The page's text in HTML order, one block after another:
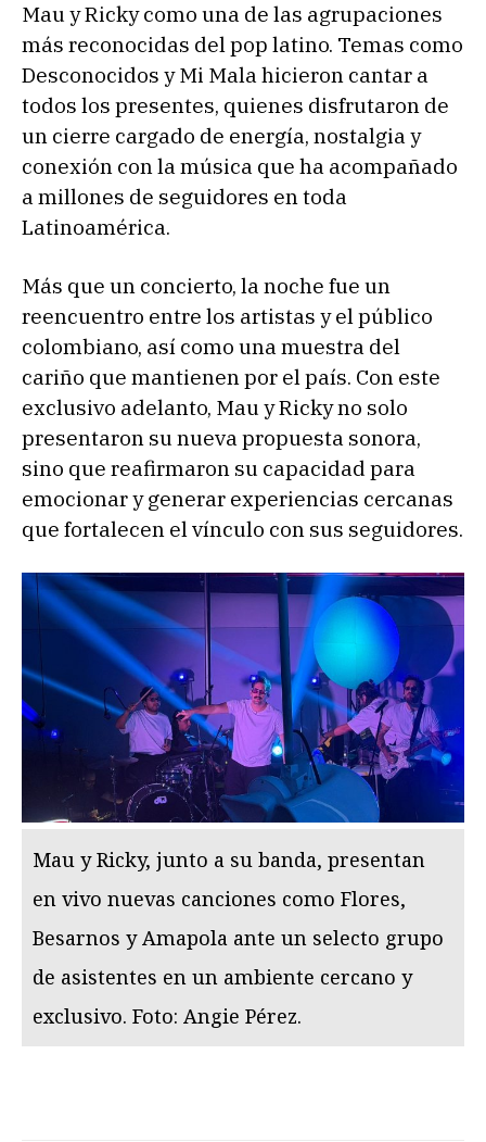
Mau y Ricky como una de las agrupaciones
más reconocidas del pop latino. Temas como
Desconocidos y Mi Mala hicieron cantar a
todos los presentes, quienes disfrutaron de
un cierre cargado de energía, nostalgia y
conexión con la música que ha acompañado
a millones de seguidores en toda
Latinoamérica.
Más que un concierto, la noche fue un
reencuentro entre los artistas y el público
colombiano, así como una muestra del
cariño que mantienen por el país. Con este
exclusivo adelanto, Mau y Ricky no solo
presentaron su nueva propuesta sonora,
sino que reafirmaron su capacidad para
emocionar y generar experiencias cercanas
que fortalecen el vínculo con sus seguidores.
Mau y Ricky, junto a su banda, presentan
en vivo nuevas canciones como Flores,
Besarnos y Amapola ante un selecto grupo
de asistentes en un ambiente cercano y
exclusivo. Foto: Angie Pérez.